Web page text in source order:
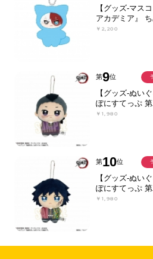
【グッズ-マス
アカデミア』
￥2,200
第9位
【グッズ-ぬい
ぽにすてっぷ
￥1,980
第10位
【グッズ-ぬい
ぽにすてっぷ
￥1,980